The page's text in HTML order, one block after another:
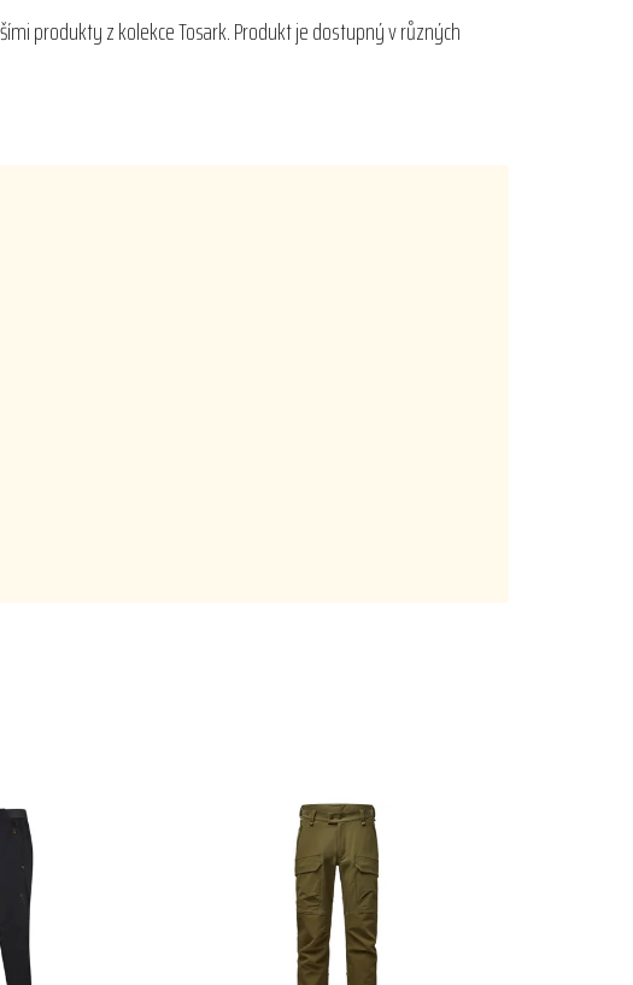
produkty z kolekce Tosark. Produkt je dostupný v různých